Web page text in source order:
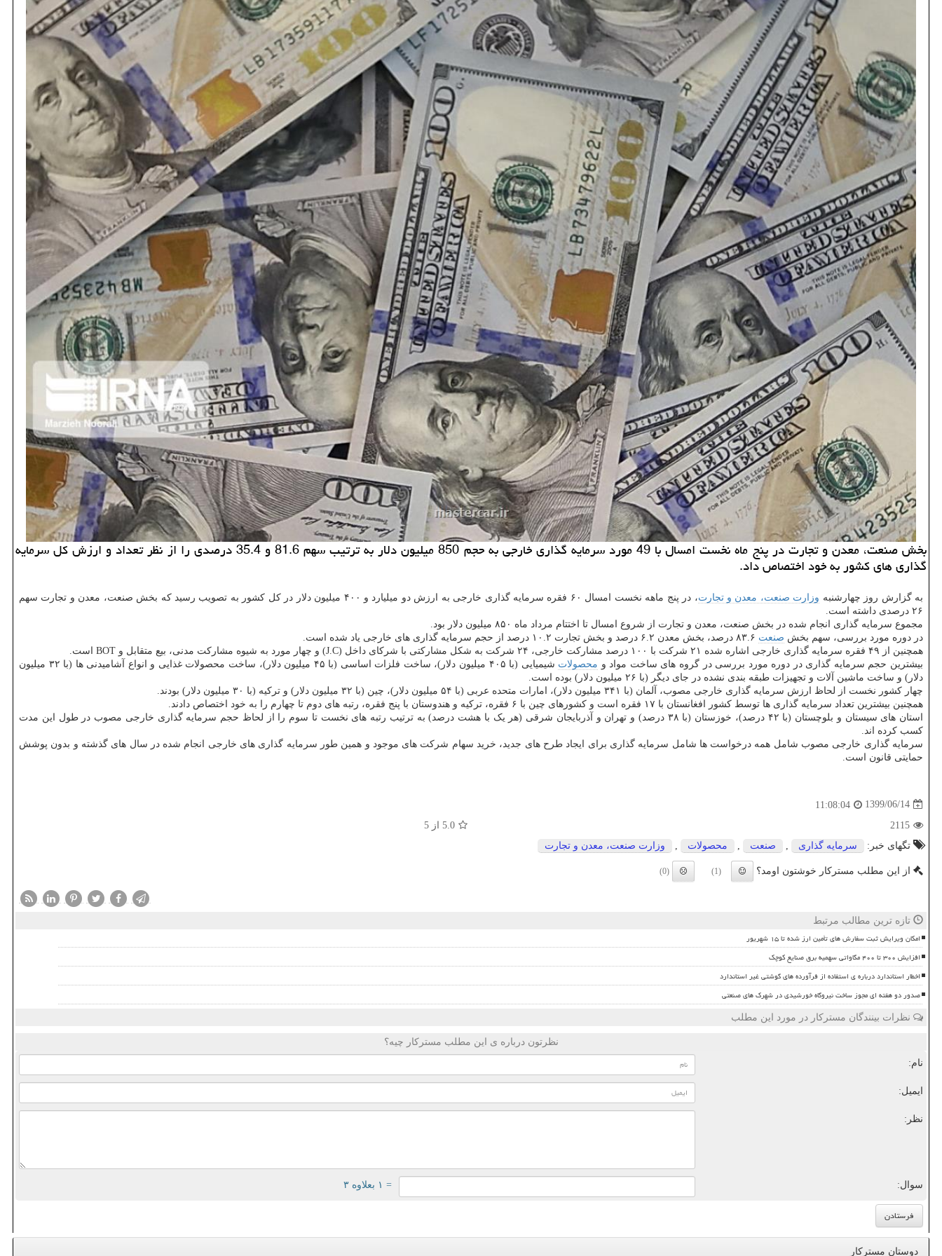
بخش صنعت، معدن و تجارت در پنج ماه نخست امسال با 49 مورد سرمایه گذاری خارجی به حجم 850 میلیون دلار به ترتیب سهم 81.6 و 35.4 درصدی را از نظر تعداد و ارزش كل سرمایه
گذاری های كشور به خود اختصاص داد.
به گزارش روز چهارشنبه وزارت صنعت، معدن و تجارت
، در پنج ماهه نخست امسال ۶۰ فقره سرمایه گذاری خارجی به ارزش دو میلیارد و ۴۰۰ میلیون دلار در کل کشور به تصویب رسید که بخش صنعت، معدن و تجارت سهم
۲۶ درصدی داشته است.
مجموع سرمایه گذاری انجام شده در بخش صنعت، معدن و تجارت از شروع امسال تا اختتام مرداد ماه ۸۵۰ میلیون دلار بود.
در دوره مورد بررسی، سهم بخش صنعت
همچنین از ۴۹ فقره سرمایه گذاری خارجی اشاره شده ۲۱ شرکت با ۱۰۰ درصد مشارکت خارجی، ۲۴ شرکت به شکل مشارکتی با شرکای داخل (J.C) و چهار مورد به شیوه مشارکت مدنی، بیع متقابل و BOT است.
بیشترین حجم سرمایه گذاری در دوره مورد بررسی در گروه های ساخت مواد و محصولات
شیمیایی (با ۴۰۵ میلیون دلار)، ساخت فلزات اساسی (با ۴۵ میلیون دلار)، ساخت محصولات غذایی و انواع آشامیدنی ها (با ۳۲ میلیون
دلار) و ساخت ماشین آلات و تجهیزات طبقه بندی نشده در جای دیگر (با ۲۶ میلیون دلار) بوده است.
چهار کشور نخست از لحاظ ارزش سرمایه گذاری خارجی مصوب، آلمان (با ۳۴۱ میلیون دلار)، امارات متحده عربی (با ۵۴ میلیون دلار)، چین (با ۳۲ میلیون دلار) و ترکیه (با ۳۰ میلیون دلار) بودند.
همچنین بیشترین تعداد سرمایه گذاری ها توسط کشور افغانستان با ۱۷ فقره است و کشورهای چین با ۶ فقره، ترکیه و هندوستان با پنج فقره، رتبه های دوم تا چهارم را به خود اختصاص دادند.
استان های سیستان و بلوچستان (با ۴۲ درصد)، خوزستان (با ۳۸ درصد) و تهران و آذربایجان شرقی (هر یک با هشت درصد) به ترتیب رتبه های نخست تا سوم را از لحاظ حجم سرمایه گذاری خارجی مصوب در طول این مدت
کسب کرده اند.
سرمایه گذاری خارجی مصوب شامل همه درخواست ها شامل سرمایه گذاری برای ایجاد طرح های جدید، خرید سهام شرکت های موجود و همین طور سرمایه گذاری های خارجی انجام شده در سال های گذشته و بدون پوشش
حمایتی قانون است.
1399/06/14
11:08:04
2115
5.0 از 5
تگهای خبر:
سرمایه گذاری صنعت محصولات وزارت صنعت، معدن و تجارت
از این مطلب مسترکار خوشتون اومد؟ (1)
(0)
تازه ترین مطالب مرتبط
امکان ویرایش ثبت سفارش های تأمین ارز شده تا ۱۵ شهریور
افزایش ۳۰۰ تا ۴۰۰ مگاواتی سهمیه برق صنایع کوچک
اخطار استاندارد درباره ی استفاده از فرآورده های گوشتی غیر استاندارد
صدور دو هفته ای مجوز ساخت نیروگاه خورشیدی در شهرک های صنعتی
نظرات بینندگان مسترکار در مورد این مطلب
نظرتون درباره ی این مطلب مسترکار چیه؟
نام:
ایمیل:
نظر:
سوال: = ۱ بعلاوه ۳
دوستان مسترکار